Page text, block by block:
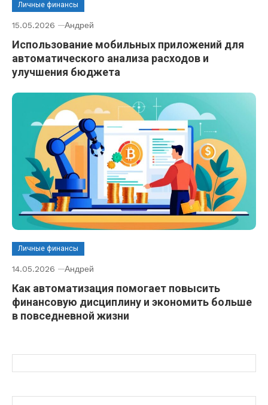
Личные финансы
15.05.2026 Андрей
Использование мобильных приложений для
автоматического анализа расходов и
улучшения бюджета
Личные финансы
14.05.2026 Андрей
Как автоматизация помогает повысить
финансовую дисциплину и экономить больше
в повседневной жизни